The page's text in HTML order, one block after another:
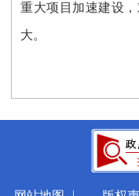
重大项目 加速建设 ，
大。